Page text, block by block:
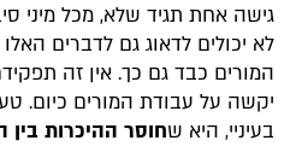
גישה אחת תגיד שלא, מכל מיני
לא יכולים לדאוג גם לדברים
המורים כבד גם כך. אין זה
יקשה על עבודת המורים כיום.
בעיניי, היא שחוסר ההיכרות